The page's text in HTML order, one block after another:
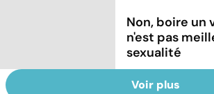
Non, boire un
n'est pas
sexualité
Voir plus